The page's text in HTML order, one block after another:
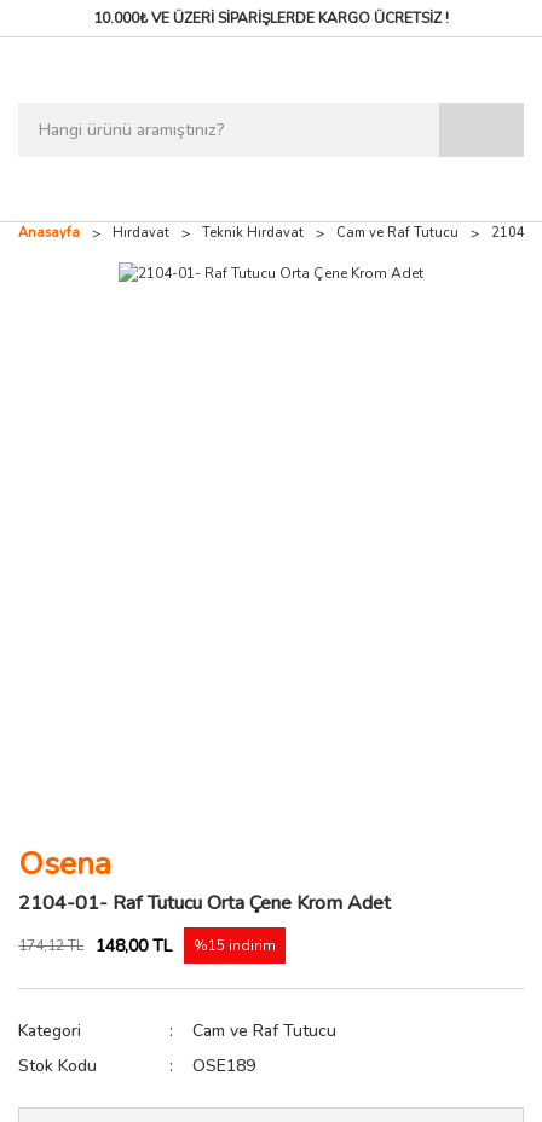
10.000₺ VE ÜZERİ SİPARİŞLERDEKARGO ÜCRETSİZ !
Anasayfa Hırdavat Teknik Hırdavat Cam ve Raf Tutucu 2104-
Osena
2104-01- Raf Tutucu Orta Çene Krom Adet
174,12 TL 148,00 TL %15 indirim
Kategori
Cam ve Raf Tutucu
Stok Kodu
OSE189